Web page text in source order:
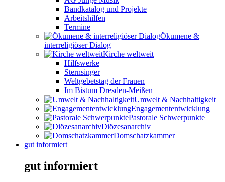
Bandkatalog und Projekte
Arbeitshilfen
Termine
Ökumene &
interreligiöser Dialog
Kirche weltweit
Hilfswerke
Sternsinger
Weltgebetstag der Frauen
Im Bistum Dresden-Meißen
Umwelt & Nachhaltigkeit
Engagemententwicklung
Pastorale Schwerpunkte
Diözesanarchiv
Domschatzkammer
gut informiert
gut informiert